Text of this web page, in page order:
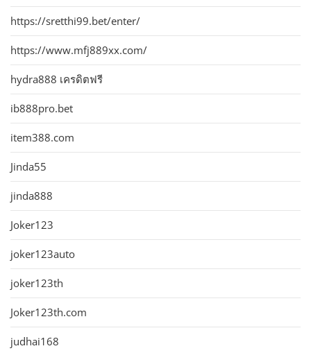
https://sretthi99.bet/enter/
https://www.mfj889xx.com/
hydra888 เครดิตฟรี
ib888pro.bet
item388.com
Jinda55
jinda888
Joker123
joker123auto
joker123th
Joker123th.com
judhai168